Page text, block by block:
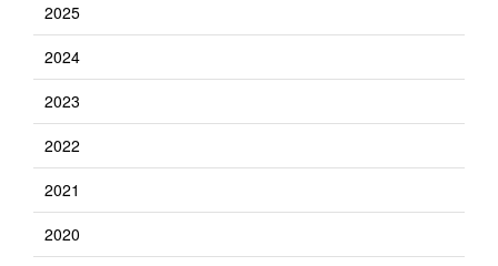
2025
2024
2023
2022
2021
2020